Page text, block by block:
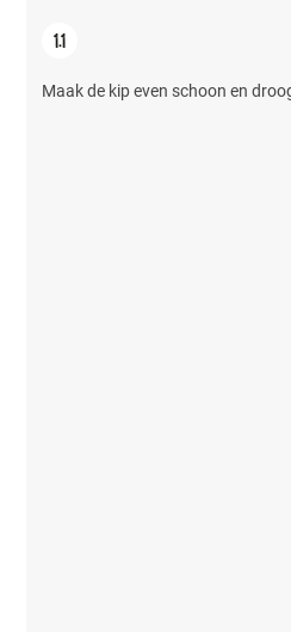
Maak de kip even schoon en